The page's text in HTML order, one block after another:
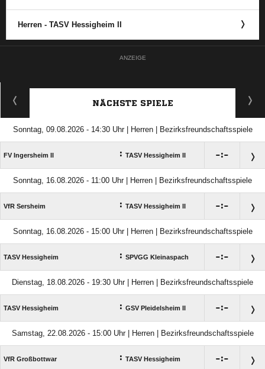
Herren - TASV Hessigheim II
ANZEIGE
NÄCHSTE SPIELE
Sonntag, 09.08.2026 - 14:30 Uhr | Herren | Bezirksfreundschaftsspiele
FV Ingersheim II : TASV Hessigheim II :
Sonntag, 16.08.2026 - 11:00 Uhr | Herren | Bezirksfreundschaftsspiele
VfR Sersheim : TASV Hessigheim II :
Sonntag, 16.08.2026 - 15:00 Uhr | Herren | Bezirksfreundschaftsspiele
TASV Hessigheim : SPVGG Kleinaspach :
Dienstag, 18.08.2026 - 19:30 Uhr | Herren | Bezirksfreundschaftsspiele
TASV Hessigheim : GSV Pleidelsheim II :
Samstag, 22.08.2026 - 15:00 Uhr | Herren | Bezirksfreundschaftsspiele
VfR Großbottwar : TASV Hessigheim :